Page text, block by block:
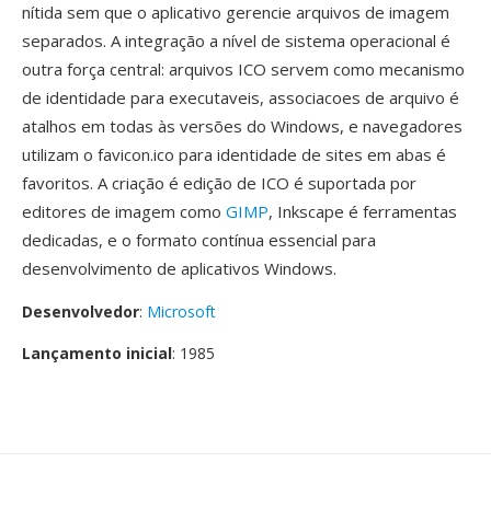
nítida sem que o aplicativo gerencie arquivos de imagem
separados. A integração a nível de sistema operacional é
outra força central: arquivos ICO servem como mecanismo
de identidade para executaveis, associacoes de arquivo é
atalhos em todas às versões do Windows, e navegadores
utilizam o favicon.ico para identidade de sites em abas é
favoritos. A criação é edição de ICO é suportada por
editores de imagem como GIMP, Inkscape é ferramentas
dedicadas, e o formato contínua essencial para
desenvolvimento de aplicativos Windows.
Desenvolvedor: Microsoft
Lançamento inicial: 1985